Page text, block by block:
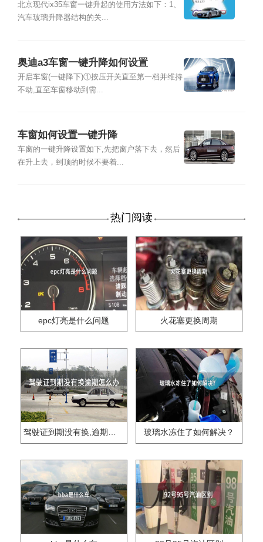
北京现代ix35车窗一键升起的使用方法如下：1、
汽车玻璃升降器结构的关...
奥迪a3车窗一键升降如何设置
开启车窗(一键降下)①按压开关直至第一档并维持
不动,直至车窗移动到需...
车窗如何设置一键升降
车窗的一键升降设置如下,先把窗户落下去，然后
在升上去，到顶的时候不要着...
热门阅读
epc灯亮是什么问题 火花塞更换周期
驾驶证到期没有换,逾期怎么办?? 玻璃水冻住了如何解决？